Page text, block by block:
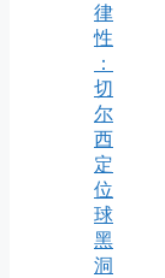
律
性
：
切
尔
西
定
位
球
黑
洞